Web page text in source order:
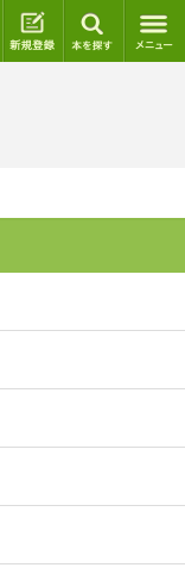
ログイン 新規登録